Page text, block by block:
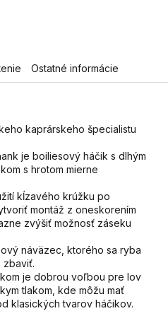
Ostatné informácie
kaprárskeho špecialistu
je boiliesový háčik s dlhým
s hrotom mierne
kĺzavého krúžku po
montáž z oneskorením
zvýšiť možnosť záseku
náväzec, ktorého sa ryba
zbaviť.
je dobrou voľbou pre lov
tlakom, kde môžu mať
klasických tvarov háčikov.